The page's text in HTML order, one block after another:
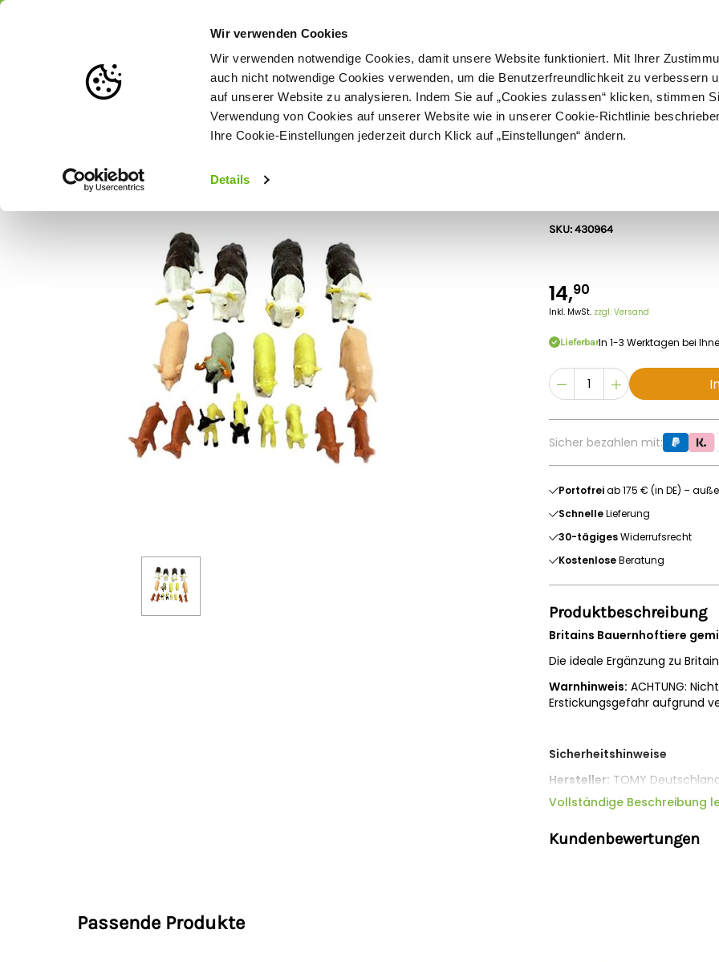
Wir verwenden Cookies
Wir verwenden notwendige Cookies, damit unsere Website funktioniert. Mit Ihrer
auch nicht notwendige Cookies verwenden, um die Benutzerfreundlichkeit zu verbessern
auf unserer Website zu analysieren. Indem Sie auf „Cookies zulassen“ klicken, stimmen
Verwendung von Cookies auf unserer Website wie in unserer Cookie-Richtlinie
Ihre Cookie-Einstellungen jederzeit durch Klick auf „Einstellungen“ ändern.
Details
Weidezaun Zaunlösungen nach Tierart Schermaschinen Futter- & Tränkesysteme Haus, Hof
SKU: 430964
14,90
Inkl. MwSt. zzgl. Versand
LieferbarIn 1-3 Werktagen bei
Sicher bezahlen mit:
Portofreiab 175 € (in DE) –
SchnelleLieferung
30-tägigesWiderrufsrecht
KostenloseBeratung
Produktbeschreibung
Britains Bauernhoftiere
Die ideale Ergänzung zu
Warnhinweis: ACHTUNG:
Erstickungsgefahr aufgrund
Sicherheitshinweise
Hersteller: TOMY
Deutschland,
Vollständige Beschreibung
Kundenbewertungen
Passende Produkte